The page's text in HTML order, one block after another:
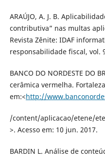
ARAÚJO, A. J. B.
contributiva” nas multas
Revista Zênite: IDAF
responsabilidade fiscal, vol.
BANCO DO NORDESTE DO
cerâmica vermelha.
em:<http://
/content/aplicacao/etene/
>. Acesso em: 10 jun. 2017.
BARDIN L. Análise de